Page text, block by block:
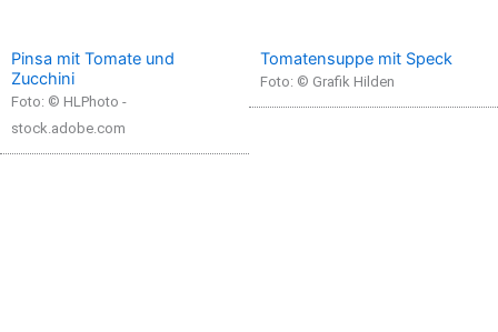
Pinsa mit Tomate und
Zucchini
Foto: © HLPhoto -
stock.adobe.com
Tomatensuppe mit Speck
Foto: © Grafik Hilden